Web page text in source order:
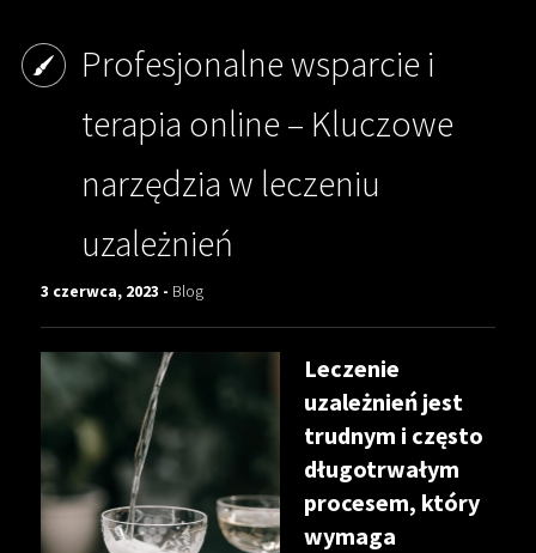
Profesjonalne wsparcie i
terapia online – Kluczowe
narzędzia w leczeniu
uzależnień
3 czerwca, 2023 - Blog
Leczenie
uzależnień jest
trudnym i często
długotrwałym
procesem, który
wymaga